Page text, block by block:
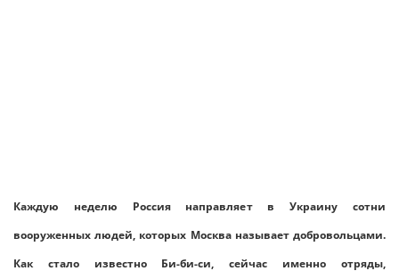
Каждую неделю Россия направляет в Украину сотни
вооруженных людей, которых Москва называет добровольцами.
Как стало известно Би-би-си, сейчас именно отряды,